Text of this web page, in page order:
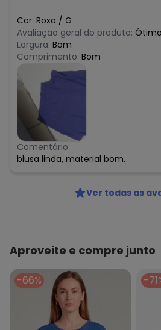
Cor: Roxo / G
Avaliação geral do produto: Ótimo
Largura: Bom
Comprimento: Bom
Comentário:
blusa linda, material bom.
Ver todas as
Aproveite e compre junto
-66% -